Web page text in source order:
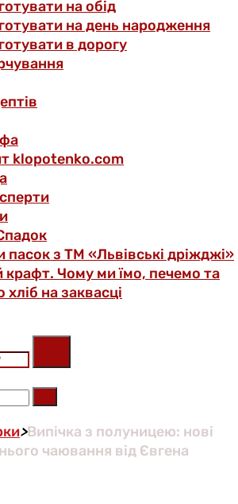
на обід
на день народження
в дорогу
klopotenko.com
пасок з ТМ «Львівські дріжджі»
крафт. Чому ми їмо, печемо та
хліб на заквасці
>Випічка з полуницею: нові
чаювання від Євгена